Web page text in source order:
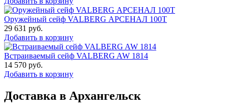
Оружейный сейф VALBERG АРСЕНАЛ 100Т
29 631 руб.
Добавить в корзину
Встраиваемый сейф VALBERG AW 1814
14 570 руб.
Добавить в корзину
Доставка в Архангельск